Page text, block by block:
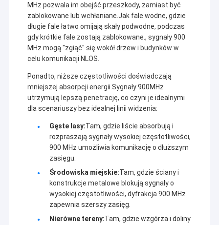
Wycieczka po fabryce
Kontrola jakości
Skontaktuj się z nami
Blog
Sieć radiowa mesh
Łącze danych/wideo HD/przemysłowe sieci bezprzewodowe
MHz pozwala im obejść przeszkody, zamiast być
zablokowane lub wchłaniane.Jak fale wodne, gdzie
długie fale łatwo omijają skały podwodne, podczas
gdy krótkie fale zostają zablokowane., sygnały 900
MHz mogą "zgiąć" się wokół drzew i budynków w
celu komunikacji NLOS.
Ponadto, niższe częstotliwości doświadczają
mniejszej absorpcji energii.Sygnały 900MHz
utrzymują lepszą penetrację, co czyni je idealnymi
dla scenariuszy bez idealnej linii widzenia:
Gęste lasy:Tam, gdzie liście absorbują i
rozpraszają sygnały wysokiej częstotliwości,
900 MHz umożliwia komunikację o dłuższym
zasięgu.
Środowiska miejskie:Tam, gdzie ściany i
konstrukcje metalowe blokują sygnały o
wysokiej częstotliwości, dyfrakcja 900 MHz
zapewnia szerszy zasięg.
Nierówne tereny:Tam, gdzie wzgórza i doliny
W ciągu ostatniej dekady, na podstawie absorpcji
wiodącej technologii w światowej branży urządzeń do
bezprzewodowego przesyłania danych,w zależności
od zastosowanych cech w różnych dziedzinach i
opierając się na mocy krajowych znanych
uniwersytetów i instytutów
badawczychObecnie,Sinosun opracowuje i produkuje
najbardziej zaawansowane cyfrowe radio danych,
inteligentne radio danych, cyfrowy moduł danych,
radio wysokiej prędkości, przemysłowy
video, AD-HOC/MESH samoorganizująca sieć
siatkowa, bezprzewodowy łącze danych GNSS/RTK,
przemysłowy bezprzewodowy zdalny I/O, przenośny
nadajnik danych mobilnych i głosowy, dwukierunkowy
wzmacniacz mocy RF,koder-dekoder głosowy,
połączenie złożone z wielostronnym portem, moduł
kodowania adresów punkt do punktu i inne produkty z
serii, które są szeroko stosowane w sektorze ropy
naftowej/gazu, wody/przemyśle elektrycznym,sieć
energetyczna/ogrzewanie/gaz